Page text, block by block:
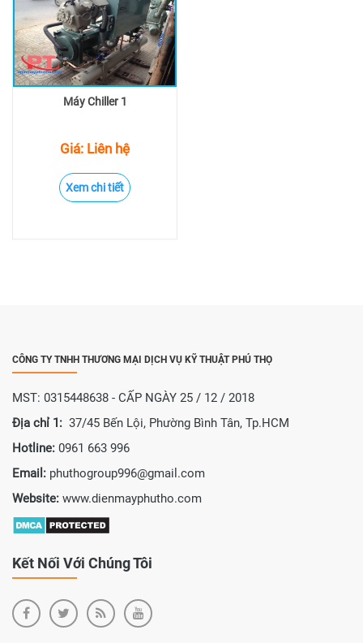
Máy Chiller 1
Giá: Liên hệ
Xem chi tiết
CÔNG TY TNHH THƯƠNG MẠI DỊCH VỤ KỸ THUẬT PHÚ THỌ
MST: 0315448638 - CẤP NGÀY 25 / 12 / 2018
Địa chỉ 1: 37/45 Bến Lội, Phường Bình Tân, Tp.HCM
Hotline: 0961 663 996
Email: phuthogroup996@gmail.com
Website: www.dienmayphutho.com
Kết Nối Với Chúng Tôi